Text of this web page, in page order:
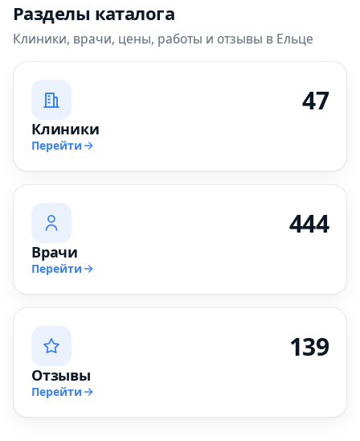
Разделы каталога
Клиники, врачи, цены, работы и отзывы в Ельце
47
Клиники
Перейти
444
Врачи
Перейти
139
Отзывы
Перейти